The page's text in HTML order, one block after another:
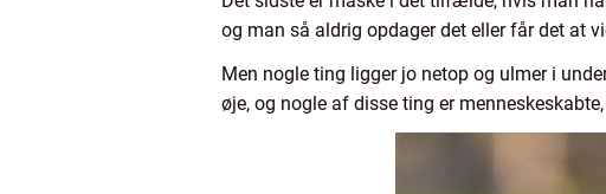
og man så aldrig opdager det eller får det at
Men nogle ting ligger jo netop og ulmer i
øje, og nogle af disse ting er